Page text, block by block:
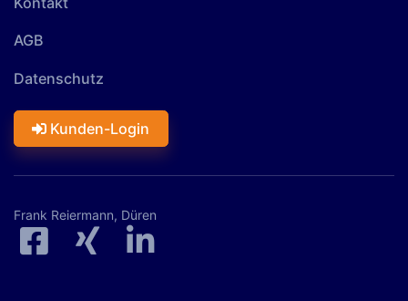
AGB
Datenschutz
Kunden-Login
Frank Reiermann, Düren